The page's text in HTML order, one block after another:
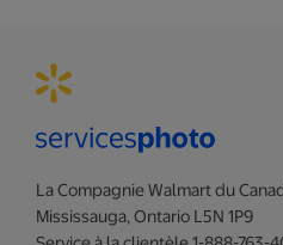
La Compagnie Walmart du
Mississauga, Ontario L5N 1P9